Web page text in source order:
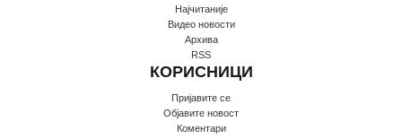
Најчитаније
Видео новости
Архива
RSS
КОРИСНИЦИ
Пријавите се
Oбјавите новост
Коментари